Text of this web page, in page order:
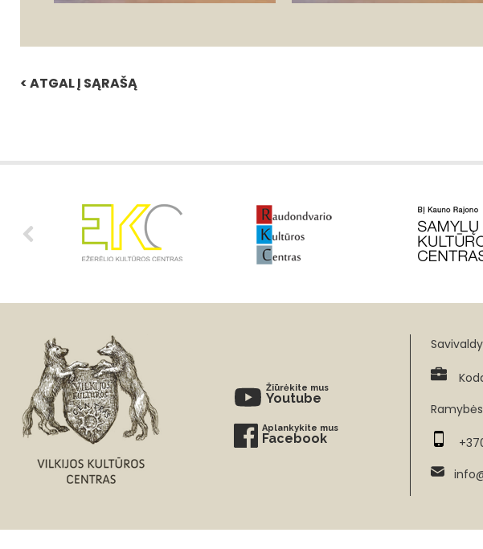
< ATGAL Į SĄRAŠĄ
Žiūrėkite mus
Youtube
Aplankykite mus
Facebook